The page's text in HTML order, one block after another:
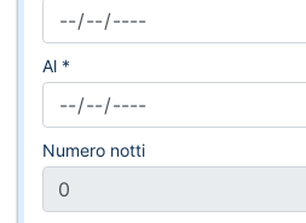
Al *
Numero notti